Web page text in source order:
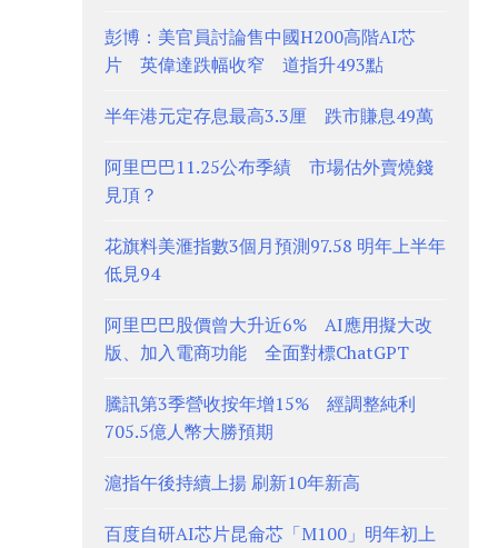
彭博：美官員討論售中國H200高階AI芯
片 英偉達跌幅收窄 道指升493點
半年港元定存息最高3.3厘 跌市賺息49萬
阿里巴巴11.25公布季績 市場估外賣燒錢
見頂？
花旗料美滙指數3個月預測97.58 明年上半年
低見94
阿里巴巴股價曾大升近6% AI應用擬大改
版、加入電商功能 全面對標ChatGPT
騰訊第3季營收按年增15% 經調整純利
705.5億人幣大勝預期
滬指午後持續上揚 刷新10年新高
百度自研AI芯片昆侖芯「M100」明年初上